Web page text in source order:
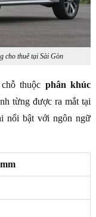
cho thuê tại Sài Gòn
thuộc phân khúc
từng được ra mắt tại
nổi bật với ngôn ngữ